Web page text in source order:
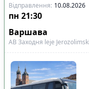
Відправлення: 10.08.2026
пн 21:30
Варшава
АВ Заходня leje